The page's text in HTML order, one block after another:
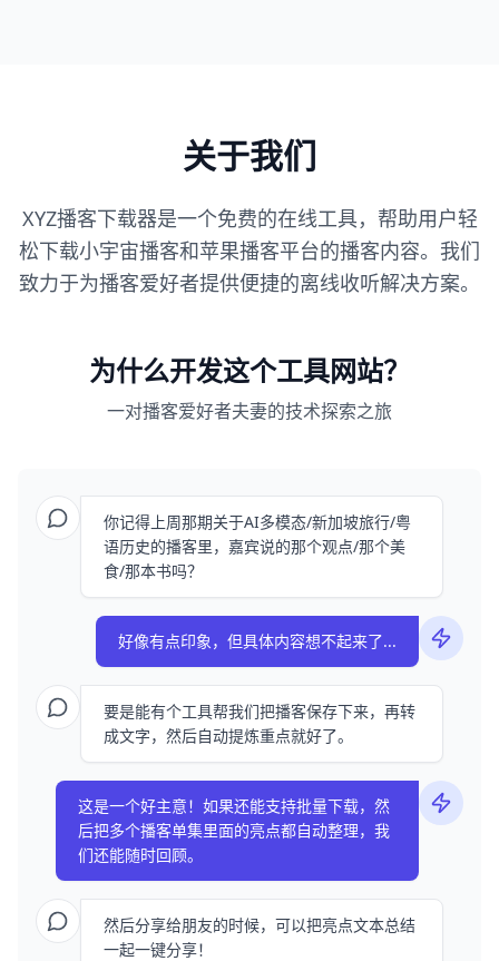
关于我们
XYZ播客下载器是一个免费的在线工具，帮助用户轻
松下载小宇宙播客和苹果播客平台的播客内容。我们
致力于为播客爱好者提供便捷的离线收听解决方案。
为什么开发这个工具网站？
一对播客爱好者夫妻的技术探索之旅
你记得上周那期关于AI多模态/新加坡旅行/粤
语历史的播客里，嘉宾说的那个观点/那个美
食/那本书吗？
好像有点印象，但具体内容想不起来了...
要是能有个工具帮我们把播客保存下来，再转
成文字，然后自动提炼重点就好了。
这是一个好主意！如果还能支持批量下载，然
后把多个播客单集里面的亮点都自动整理，我
们还能随时回顾。
然后分享给朋友的时候，可以把亮点文本总结
一起一键分享！